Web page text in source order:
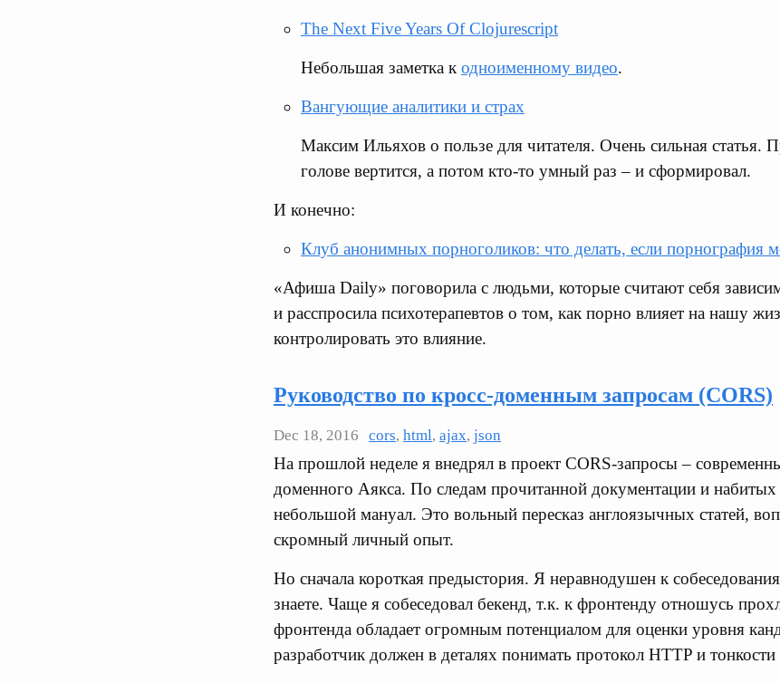
The Next Five Years Of Clojurescript
Небольшая заметка к одноименному видео.
Вангующие аналитики и страх
Максим Ильяхов о пользе для читателя. Очень сильная статья.
голове вертится, а потом кто-то умный раз – и сформировал.
И конечно:
Клуб анонимных порноголиков: что делать, если порнография
«Афиша Daily» поговорила с людьми, которые считают себя
и расспросила психотерапевтов о том, как порно влияет на нашу
контролировать это влияние.
Руководство по кросс-доменным запросам (CORS)
Dec 18, 2016 cors, html, ajax, json
На прошлой неделе я внедрял в проект CORS-запросы –
доменного Аякса. По следам прочитанной документации и
небольшой мануал. Это вольный пересказ англоязычных статей,
скромный личный опыт.
Но сначала короткая предыстория. Я неравнодушен к
знаете. Чаще я собеседовал бекенд, т.к. к фронтенду отношусь
фронтенда обладает огромным потенциалом для оценки уровня
разработчик должен в деталях понимать протокол HTTP и